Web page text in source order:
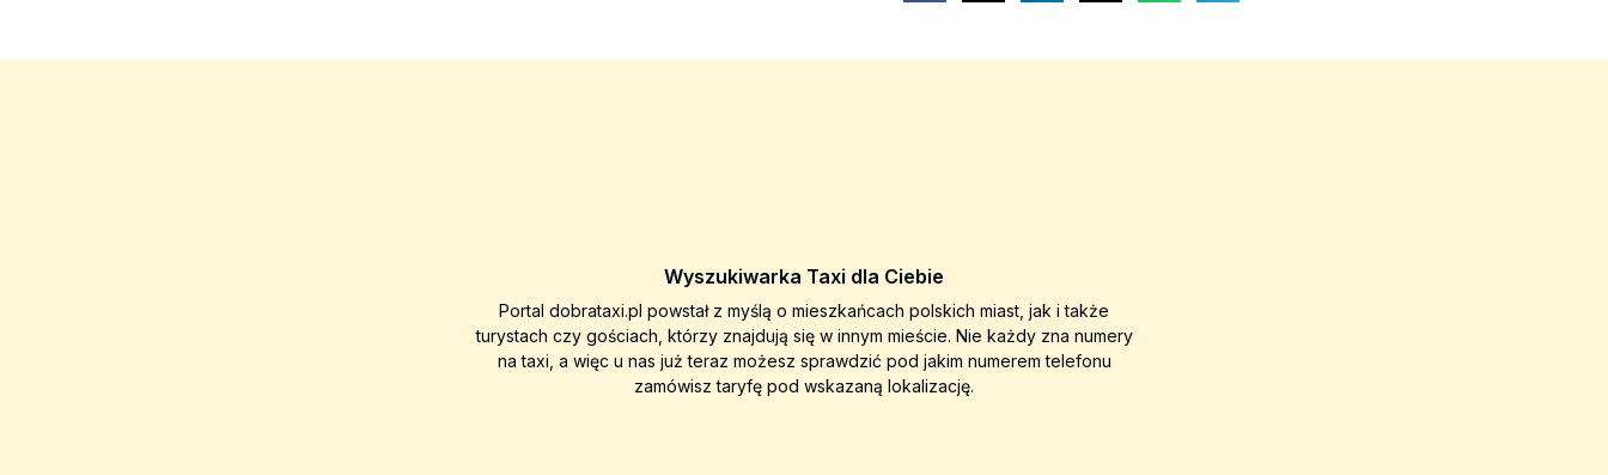
Wyszukiwarka Taxi dla Ciebie
Portal dobrataxi.pl powstał z myślą o mieszkańcach polskich miast, jak i także
turystach czy gościach, którzy znajdują się w innym mieście. Nie każdy zna numery
na taxi, a więc u nas już teraz możesz sprawdzić pod jakim numerem telefonu
zamówisz taryfę pod wskazaną lokalizację.